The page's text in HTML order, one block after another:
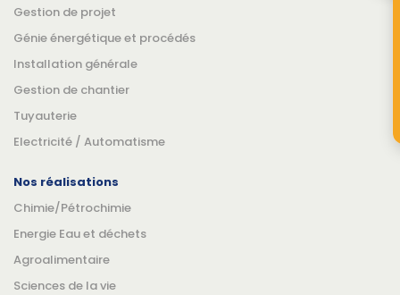
Gestion de projet
Génie énergétique et procédés
Installation générale
Gestion de chantier
Tuyauterie
Electricité / Automatisme
Nos réalisations
Chimie/Pétrochimie
Energie Eau et déchets
Agroalimentaire
Sciences de la vie